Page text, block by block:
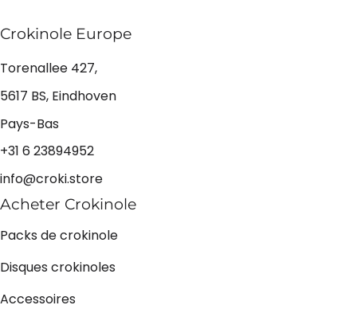
Crokinole Europe
Torenallee 427,
5617 BS, Eindhoven
Pays-Bas
+31 6 23894952
info@croki.store
Acheter Crokinole
Packs de crokinole
Disques crokinoles
Accessoires